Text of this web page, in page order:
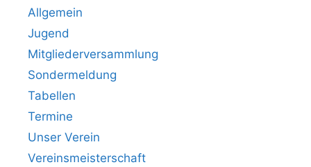
Allgemein
Jugend
Mitgliederversammlung
Sondermeldung
Tabellen
Termine
Unser Verein
Vereinsmeisterschaft